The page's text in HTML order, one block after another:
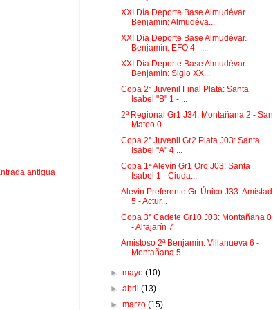
antigua
XXI Día Deporte Base Almudévar.
Benjamín: Almudéva...
XXI Día Deporte Base Almudévar.
Benjamín: EFO 4 - ...
XXI Día Deporte Base Almudévar.
Benjamín: Siglo XX...
Copa 2ª Juvenil Final Plata: Santa
Isabel "B" 1 - ...
2ª Regional Gr1 J34: Montañana 2 - San
Mateo 0
Copa 2ª Juvenil Gr2 Plata J03: Santa
Isabel "A" 4 ...
Copa 1ª Alevín Gr1 Oro J03: Santa
Isabel 1 - Ciuda...
Alevín Preferente Gr. Único J33: Amistad
5 - Actur...
Copa 3ª Cadete Gr10 J03: Montañana 0
- Alfajarín 7
Amistoso 2ª Benjamín: Villanueva 6 -
Montañana 5
►mayo(10)
►abril(13)
►marzo(15)